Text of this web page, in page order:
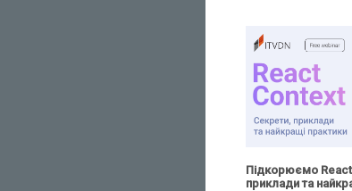
Підкорюємо
приклади та